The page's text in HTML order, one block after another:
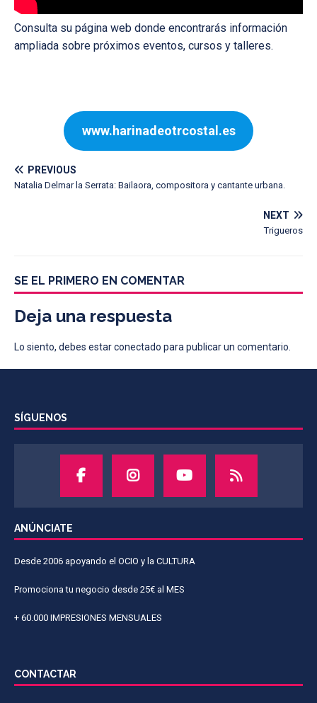
Consulta su página web donde encontrarás información
ampliada sobre próximos eventos, cursos y talleres.
www.harinadeotrcostal.es
PREVIOUS
Natalia Delmar la Serrata: Bailaora, compositora y cantante urbana.
NEXT
Trigueros
SE EL PRIMERO EN COMENTAR
Deja una respuesta
Lo siento, debes estarconectado para publicar un comentario.
SÍGUENOS
ANÚNCIATE
Desde 2006 apoyando el OCIO y la CULTURA
Promociona tu negocio desde 25€ al MES
+ 60.000 IMPRESIONES MENSUALES
CONTACTAR